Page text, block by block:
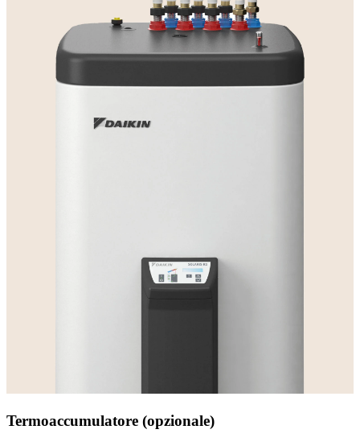
Termoaccumulatore (opzionale)